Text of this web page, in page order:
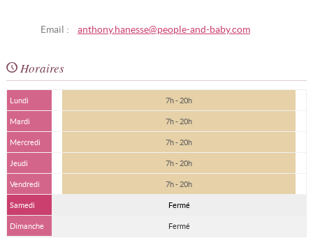
Email : anthony.hanesse@people-and-baby.com
Horaires
Lundi 7h - 20h
Mardi 7h - 20h
Mercredi 7h - 20h
Jeudi 7h - 20h
Vendredi 7h - 20h
Samedi Fermé
Dimanche Fermé